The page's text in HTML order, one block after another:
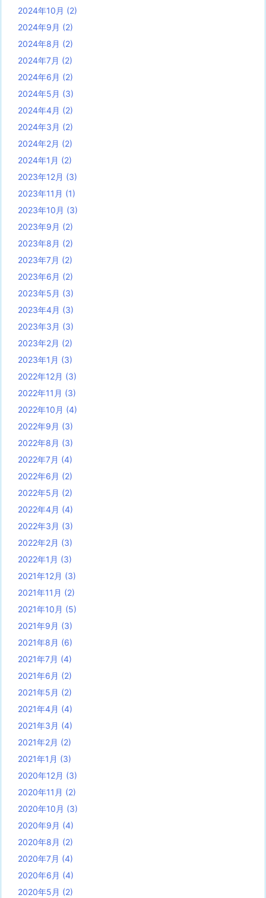
2024年10月 (2)
2024年9月 (2)
2024年8月 (2)
2024年7月 (2)
2024年6月 (2)
2024年5月 (3)
2024年4月 (2)
2024年3月 (2)
2024年2月 (2)
2024年1月 (2)
2023年12月 (3)
2023年11月 (1)
2023年10月 (3)
2023年9月 (2)
2023年8月 (2)
2023年7月 (2)
2023年6月 (2)
2023年5月 (3)
2023年4月 (3)
2023年3月 (3)
2023年2月 (2)
2023年1月 (3)
2022年12月 (3)
2022年11月 (3)
2022年10月 (4)
2022年9月 (3)
2022年8月 (3)
2022年7月 (4)
2022年6月 (2)
2022年5月 (2)
2022年4月 (4)
2022年3月 (3)
2022年2月 (3)
2022年1月 (3)
2021年12月 (3)
2021年11月 (2)
2021年10月 (5)
2021年9月 (3)
2021年8月 (6)
2021年7月 (4)
2021年6月 (2)
2021年5月 (2)
2021年4月 (4)
2021年3月 (4)
2021年2月 (2)
2021年1月 (3)
2020年12月 (3)
2020年11月 (2)
2020年10月 (3)
2020年9月 (4)
2020年8月 (2)
2020年7月 (4)
2020年6月 (4)
2020年5月 (2)